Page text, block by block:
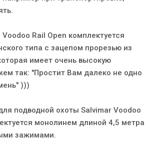
Rail Open комплектуется
типа с зацепом прорезью из
имеет очень высокую
так: "Простит Вам далеко не одно
)))
подводной охоты Salvimar Voodoo
монолинем длиной 4,5 метра
зажимами.